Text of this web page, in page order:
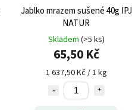
Jablko mrazem sušené 40g IPJ
NATUR
Skladem (>5 ks)
65,50 Kč
1 637,50 Kč / 1 kg